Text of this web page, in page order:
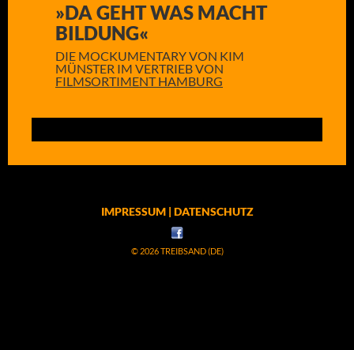
»DA GEHT WAS MACHT
BILDUNG«
DIE MOCKUMENTARY VON KIM
MÜNSTER IM VERTRIEB VON
FILMSORTIMENT HAMBURG
IMPRESSUM | DATENSCHUTZ
© 2026 TREIBSAND (DE)